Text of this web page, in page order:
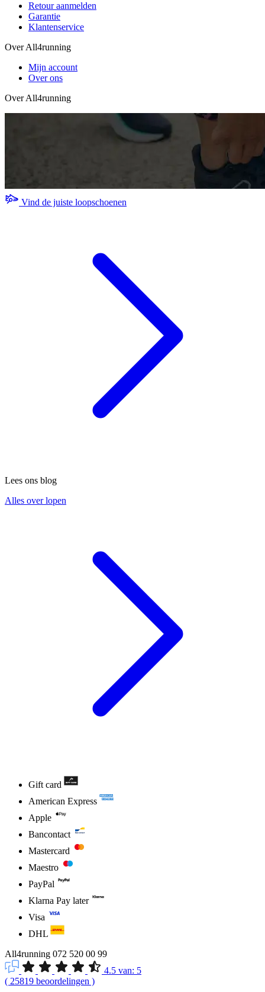
Retour aanmelden
Garantie
Klantenservice
Over All4running
Mijn account
Over ons
Over All4running
Vind de juiste loopschoenen
Lees ons blog
Alles over lopen
Gift card
American Express
Apple
Bancontact
Mastercard
Maestro
PayPal
Klarna Pay later
Visa
DHL
All4running 072 520 00 99
4.5 van: 5
( 25819 beoordelingen )